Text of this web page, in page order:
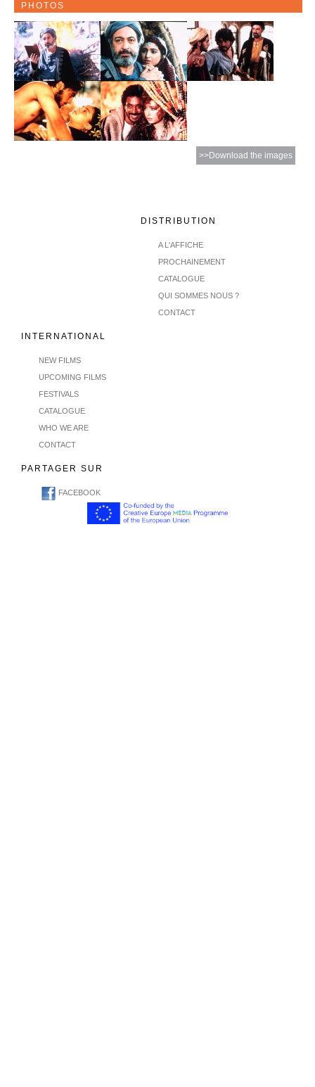
PHOTOS
>>Download the images
DISTRIBUTION
A L'AFFICHE
PROCHAINEMENT
CATALOGUE
QUI SOMMES NOUS ?
CONTACT
INTERNATIONAL
NEW FILMS
UPCOMING FILMS
FESTIVALS
CATALOGUE
WHO WE ARE
CONTACT
PARTAGER SUR
FACEBOOK